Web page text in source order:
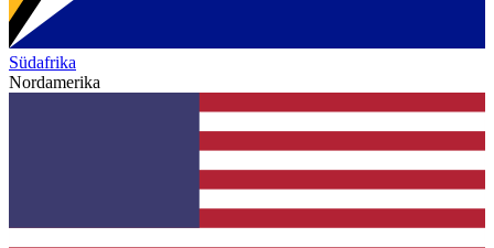
Südafrika
Nordamerika